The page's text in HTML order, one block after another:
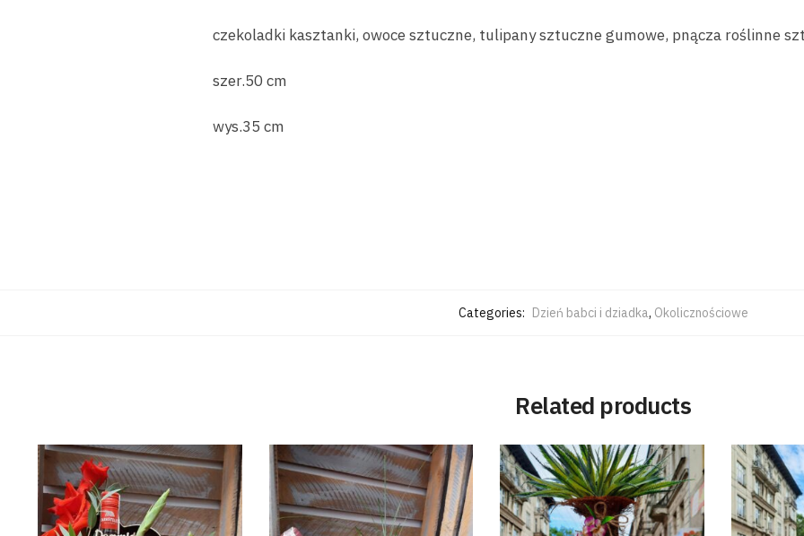
czekoladki kasztanki, owoce sztuczne, tulipany sztuczne gumowe, pnącza roślinne
szer.50 cm
wys.35 cm
Categories: Dzień babci i dziadka, Okolicznościowe
Related products